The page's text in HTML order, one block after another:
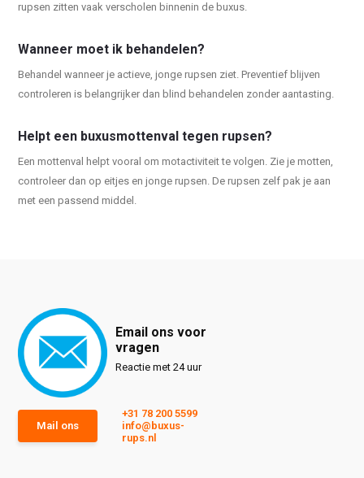
rupsen zitten vaak verscholen binnenin de buxus.
Wanneer moet ik behandelen?
Behandel wanneer je actieve, jonge rupsen ziet. Preventief blijven
controleren is belangrijker dan blind behandelen zonder aantasting.
Helpt een buxusmottenval tegen rupsen?
Een mottenval helpt vooral om motactiviteit te volgen. Zie je motten,
controleer dan op eitjes en jonge rupsen. De rupsen zelf pak je aan
met een passend middel.
Email ons voor
vragen
Reactie met 24 uur
Mail ons
+31 78 200 5599
info@buxus-
rups.nl